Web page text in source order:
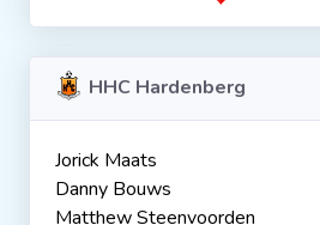
HHC Hardenberg
Jorick Maats
Danny Bouws
Matthew Steenvoorden